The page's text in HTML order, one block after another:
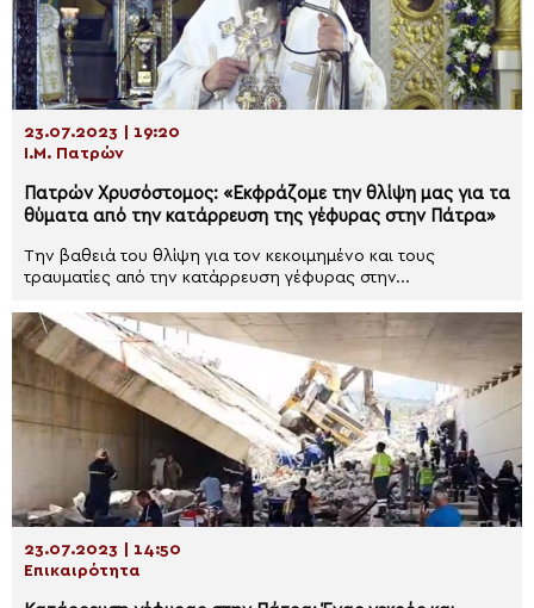
23.07.2023 | 19:20
Ι.Μ. Πατρών
Πατρών Χρυσόστομος: «Εκφράζομε την θλίψη μας για τα
θύματα από την κατάρρευση της γέφυρας στην Πάτρα»
Την βαθειά του θλίψη για τον κεκοιμημένο και τους
τραυματίες από την κατάρρευση γέφυρας στην...
23.07.2023 | 14:50
Επικαιρότητα